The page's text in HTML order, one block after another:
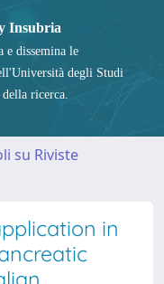
Insubria
e dissemina le
degli Studi
ricerca.
su Riviste
in